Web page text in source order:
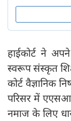
हाईकोर्ट ने
स्वरूप संस्कृत
कोर्ट वैज्ञानिक
परिसर में
नमाज के लिए